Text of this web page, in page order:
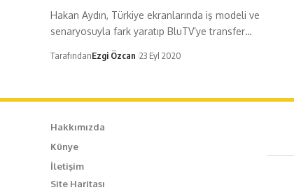
Hakan Aydın, Türkiye ekranlarında iş modeli ve
senaryosuyla fark yaratıp BluTV’ye transfer…
TarafındanEzgi Özcan 23 Eyl 2020
Hakkımızda
Künye
İletişim
Site Haritası